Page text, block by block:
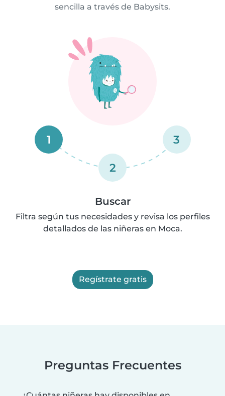
sencilla a través de Babysits.
1
2
3
Buscar
Filtra según tus necesidades y revisa los perfiles
detallados de las niñeras en Moca.
Regístrate gratis
Preguntas Frecuentes